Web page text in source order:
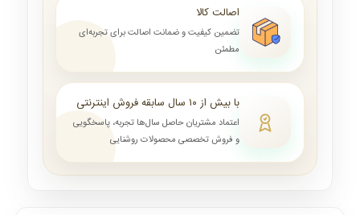
اصالت کالا
تضمین کیفیت و ضمانت اصالت برای تجربه‌ای
مطمئن
با بیش از ۱۰ سال سابقه فروش اینترنتی
اعتماد مشتریان حاصل سال‌ها تجربه، پاسخگویی
و فروش تخصصی محصولات روشنایی